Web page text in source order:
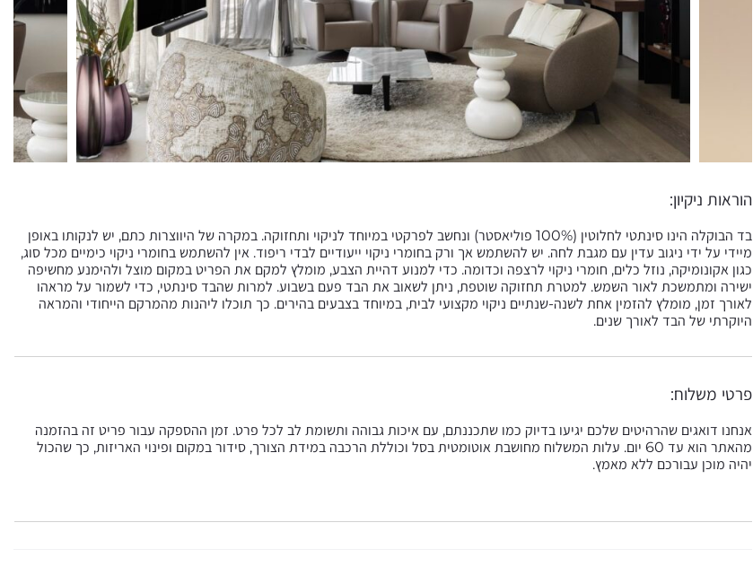
הוראות ניקיון:
בד הבוקלה הינו סינתטי לחלוטין (100% פוליאסטר) ונחשב לפרקטי במיוחד לניקוי ותחזוקה. במקרה של היווצרות כתם, יש לנקותו באופן
מיידי על ידי ניגוב עדין עם מגבת לחה. יש להשתמש אך ורק בחומרי ניקוי ייעודיים לבדי ריפוד. אין להשתמש בחומרי ניקוי כימיים מכל סוג,
כגון אקונומיקה, נוזל כלים, חומרי ניקוי לרצפה וכדומה. כדי למנוע דהיית הצבע, מומלץ למקם את הפריט במקום מוצל ולהימנע מחשיפה
ישירה ומתמשכת לאור השמש. למטרת תחזוקה שוטפת, ניתן לשאוב את הבד פעם בשבוע. למרות שהבד סינתטי, כדי לשמור על מראהו
לאורך זמן, מומלץ להזמין אחת לשנה-שנתיים ניקוי מקצועי לבית, במיוחד בצבעים בהירים. כך תוכלו ליהנות מהמרקם הייחודי והמראה
היוקרתי של הבד לאורך שנים.
פרטי משלוח:
אנחנו דואגים שהרהיטים שלכם יגיעו בדיוק כמו שתכננתם, עם איכות גבוהה ותשומת לב לכל פרט. זמן ההספקה עבור פריט זה בהזמנה
מהאתר הוא עד 60 יום. עלות המשלוח מחושבת אוטומטית בסל וכוללת הרכבה במידת הצורך, סידור במקום ופינוי האריזות, כך שהכול
יהיה מוכן עבורכם ללא מאמץ.